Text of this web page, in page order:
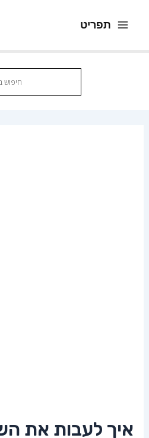
לתוכן
תפריט
איך לעבות את